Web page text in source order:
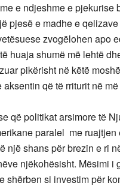
e ndjeshme e
pjesë e madhe e
zvogëlohen apo
huaja shumë më lehtë
pikërisht në këtë
që të rriturit në
që politikat arsimore të
paralel me
një shans për brezin e ri
njëkohësisht. Mësimi
shërben si investim për